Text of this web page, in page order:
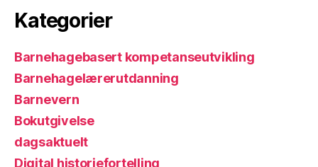
Kategorier
Barnehagebasert kompetanseutvikling
Barnehagelærerutdanning
Barnevern
Bokutgivelse
dagsaktuelt
Digital historiefortelling